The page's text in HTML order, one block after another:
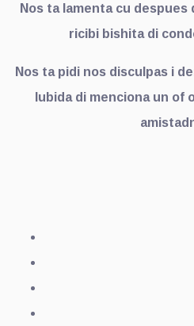
Nos ta lamenta cu
ricibi bishita di
Nos ta pidi nos disculpas i
lubida di menciona un of